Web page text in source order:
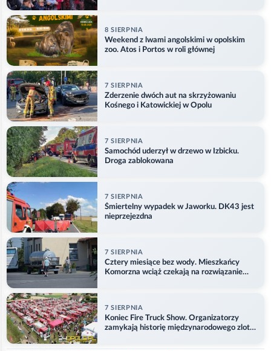
8 SIERPNIA
Weekend z lwami angolskimi w opolskim
zoo. Atos i Portos w roli głównej
7 SIERPNIA
Zderzenie dwóch aut na skrzyżowaniu
Kośnego i Katowickiej w Opolu
7 SIERPNIA
Samochód uderzył w drzewo w Izbicku.
Droga zablokowana
7 SIERPNIA
Śmiertelny wypadek w Jaworku. DK43 jest
nieprzejezdna
7 SIERPNIA
Cztery miesiące bez wody. Mieszkańcy
Komorzna wciąż czekają na rozwiązanie
7 SIERPNIA
Koniec Fire Truck Show. Organizatorzy
zamykają historię międzynarodowego zlotu